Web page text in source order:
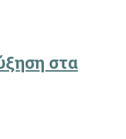
στα